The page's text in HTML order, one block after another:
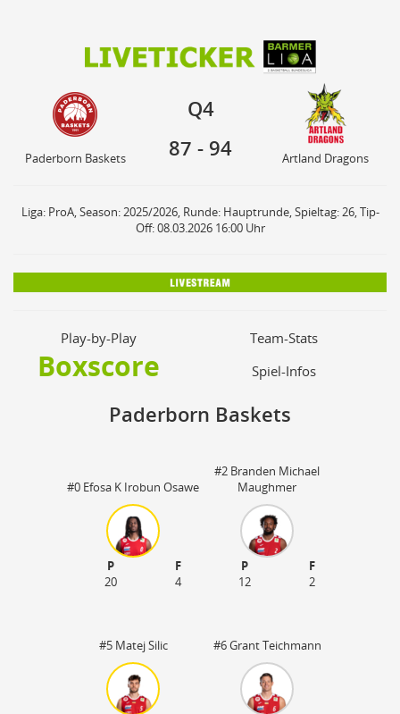
Paderborn Baskets Artland Dragons
Q4
87 - 94
Paderborn Baskets Artland Dragons
Liga: ProA, Season: 2025/2026, Runde: Hauptrunde, Spieltag: 26, Tip-
Off: 08.03.2026 16:00 Uhr
Play-by-Play Team-Stats
Boxscore Spiel-Infos
Paderborn Baskets
#0 Efosa K Irobun Osawe
P
F
20
4
#2 Branden Michael
Maughmer
P
F
12
2
#5 Matej Silic #6 Grant Teichmann